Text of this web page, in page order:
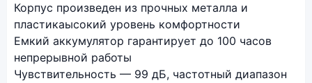
Корпус произведен из прочных металла и
пластикаысокий уровень комфортности
Емкий аккумулятор гарантирует до 100 часов
непрерывной работы
Чувствительность — 99 дБ, частотный диапазон